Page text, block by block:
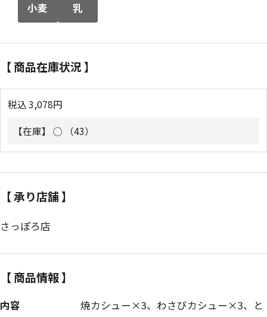
小麦 乳
【 商品在庫状況 】
税込3,078円
【在庫】 ◯ （43）
【 承り店舗 】
さっぽろ店
【 商品情報 】
内容
焼カシュー×3、わさびカシュー×3、と